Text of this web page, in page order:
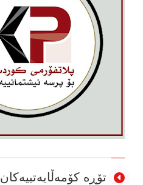
تۆڕە کۆمەڵایەتییەکان